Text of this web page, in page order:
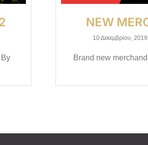
NEW
10 Δεκεμβρίου, 2019
Brand new